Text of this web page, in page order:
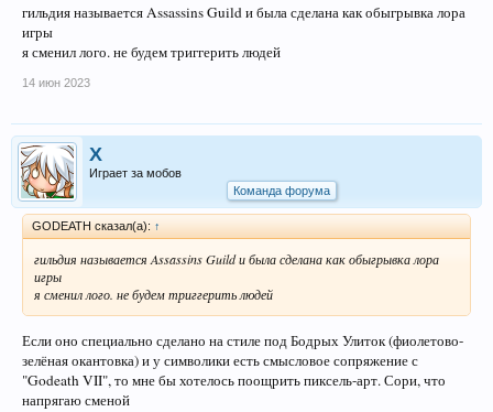
гильдия называется Assassins Guild и была сделана как обыгрывка лора
игры
я сменил лого. не будем триггерить людей
14 июн 2023
X
Играет за мобов
Команда форума
GODEATH сказал(а): ↑
гильдия называется Assassins Guild и была сделана как обыгрывка лора
игры
я сменил лого. не будем триггерить людей
Если оно специально сделано на стиле под Бодрых Улиток (фиолетово-
зелёная окантовка) и у символики есть смысловое сопряжение с
"Godeath VII", то мне бы хотелось поощрить пиксель-арт. Сори, что
напрягаю сменой